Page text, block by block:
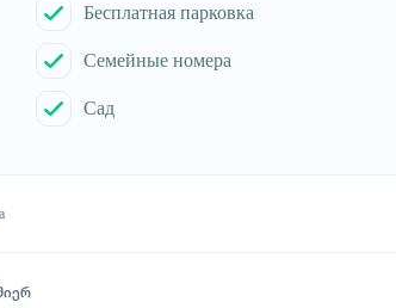
Бесплатная парковка
Семейные номера
Сад